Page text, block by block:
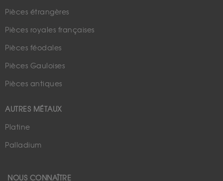
Pièces étrangères
Pièces royales françaises
Pièces féodales
Pièces Gauloises
Pièces antiques
AUTRES MÉTAUX
Platine
Palladium
NOUS CONNAÎTRE